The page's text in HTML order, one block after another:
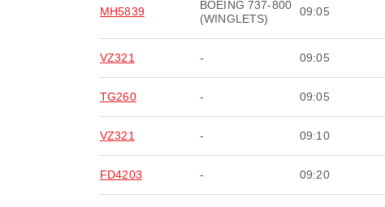
MH5839
BOEING 737-800
(WINGLETS)
09:05
VZ321 - 09:05
TG260 - 09:05
VZ321 - 09:10
FD4203 - 09:20